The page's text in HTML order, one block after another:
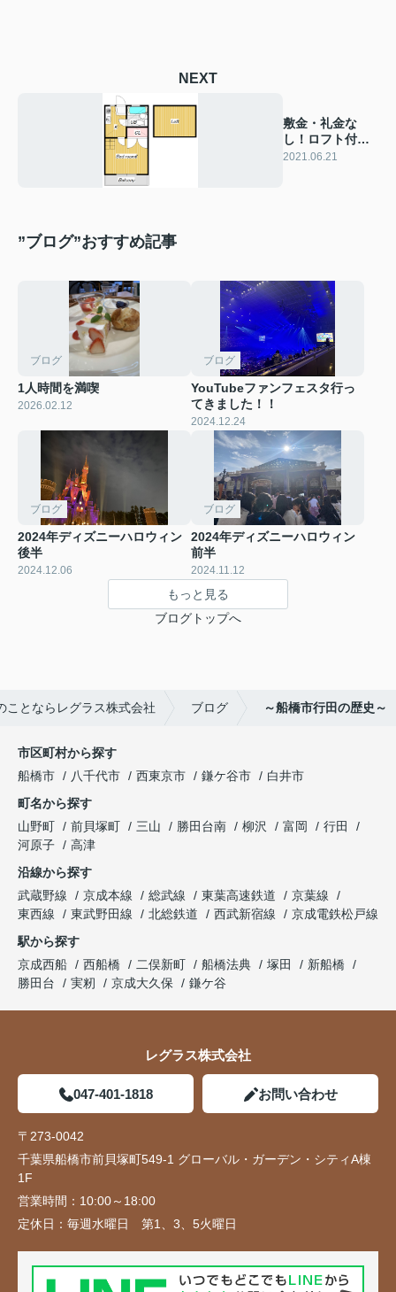
NEXT
敷金・礼金な
し！ロフト付の
お部屋♪
2021.06.21
”ブログ”おすすめ記事
ブログ
1人時間を満喫
2026.02.12
ブログ
YouTubeファンフェスタ行っ
てきました！！
2024.12.24
ブログ
2024年ディズニーハロウィン
後半
2024.12.06
ブログ
2024年ディズニーハロウィン
前半
2024.11.12
もっと見る
ブログトップへ
ことならレグラス株式会社 ブログ ～船橋市行田の歴史～
市区町村から探す
船橋市
八千代市 西東京市 鎌ケ谷市
白井市
町名から探す
山野町
前貝塚町 三山 勝田台南 柳沢 富岡
行田
河原子
高津
沿線から探す
武蔵野線
京成本線 総武線 東葉高速鉄道
京葉線
東西線
東武野田線 北総鉄道 西武新宿線
京成電鉄松戸線
駅から探す
京成西船
西船橋 二俣新町 船橋法典 塚田
新船橋
勝田台
実籾 京成大久保 鎌ケ谷
レグラス株式会社
047-401-1818 お問い合わせ
〒273-0042
千葉県船橋市前貝塚町549-1 グローバル・ガーデン・シティA棟
1F
営業時間： 10:00～18:00
定休日： 毎週水曜日 第1、3、5火曜日